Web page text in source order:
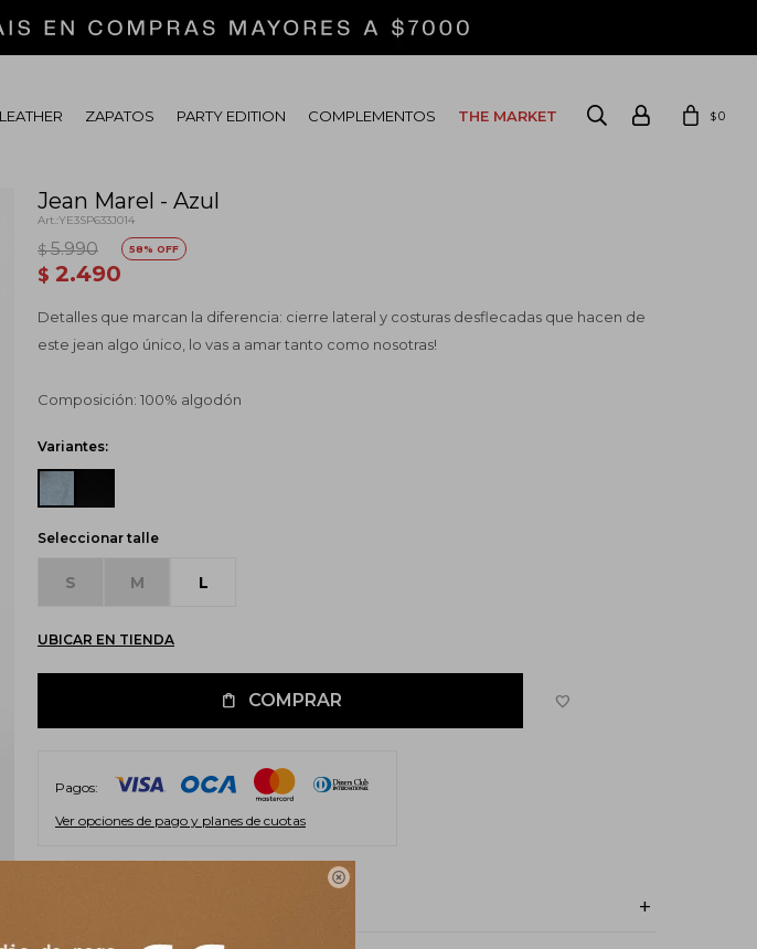

LEATHER ZAPATOS PARTY EDITION COMPLEMENTOS THE MARKET $0
Jean Marel - Azul
YE3SP633J014
$ 2.490
$ 5.990 58
Detalles que marcan la diferencia: cierre lateral y costuras desflecadas que hacen de
este jean algo único, lo vas a amar tanto como nosotras!
Composición: 100% algodón
Variantes:
Seleccionar talle
S M L
UBICAR EN TIENDA
COMPRAR
Pagos:
Ver opciones de pago y planes de cuotas